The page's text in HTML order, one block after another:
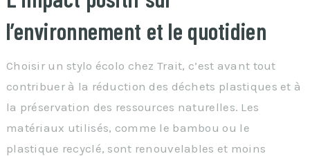
l’environnement et le quotidien
Choisir un stylo écolo chez Trait, c’est avant tout
contribuer à la réduction des déchets plastiques et à
la préservation des ressources naturelles. Les
matériaux utilisés, comme le bambou ou le
plastique recyclé, sont renouvelables et moins